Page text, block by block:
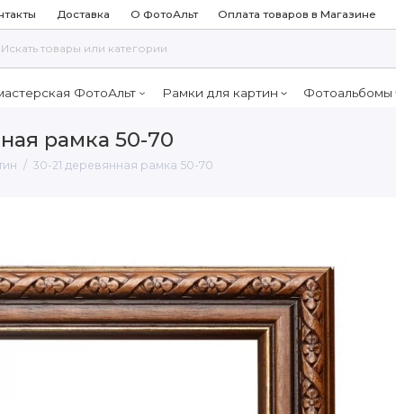
Доставка О ФотоАльт Оплата товаров в Магазине
ФотоАльт Рамки для картин Фотоальбомы
рамка 50-70
30-21 деревянная рамка 50-70